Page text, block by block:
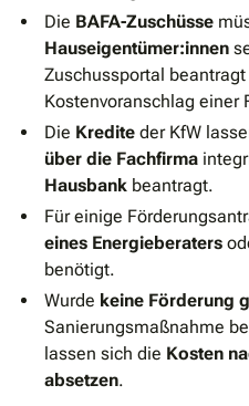
Die BAFA-Zuschüsse
Hauseigentümer:innen
Zuschussportal
Kostenvoranschlag einer
Die Kredite der KfW
über die Fachfirma
Hausbank beantragt.
Für einige
eines Energieberaters
benötigt.
Wurde keine Förderung
Sanierungsmaßnahme
lassen sich die Kosten
absetzen.